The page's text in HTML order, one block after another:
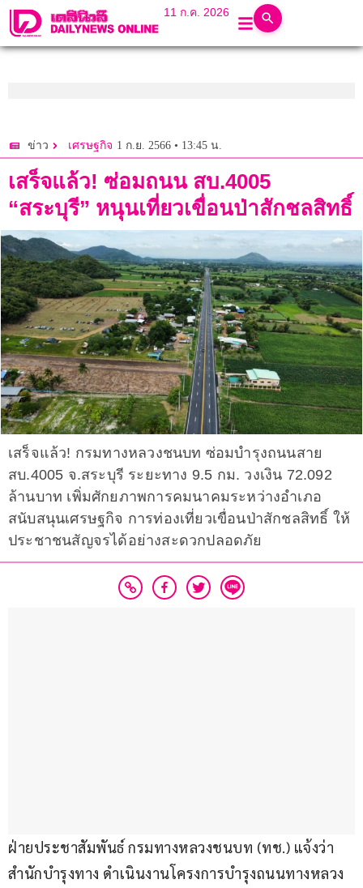
11 ก.ค. 2026
ข่าว เศรษฐกิจ 1 ก.ย. 2566 • 13:45 น.
เสร็จแล้ว! ซ่อมถนน สบ.4005
“สระบุรี” หนุนเที่ยวเขื่อนป่าสักชลสิทธิ์
เสร็จแล้ว! กรมทางหลวงชนบท ซ่อมบำรุงถนนสาย
สบ.4005 จ.สระบุรี ระยะทาง 9.5 กม. วงเงิน 72.092
ล้านบาท เพิ่มศักยภาพการคมนาคมระหว่างอำเภอ
สนับสนุนเศรษฐกิจ การท่องเที่ยวเขื่อนป่าสักชลสิทธิ์ ให้
ประชาชนสัญจรได้อย่างสะดวกปลอดภัย
ฝ่ายประชาสัมพันธ์ กรมทางหลวงชนบท (ทช.) แจ้งว่า
สำนักบำรุงทาง ดำเนินงานโครงการบำรุงถนนทางหลวง